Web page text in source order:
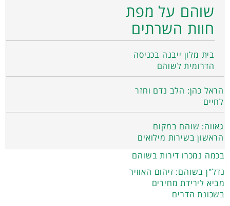
שוהם על מפת
חוות השרתים
בית מלון ייבנה בכניסה
הדרומית לשוהם
הראל כהן: הלב נדם וחזר
לחיים
גאווה: שוהם במקום
הראשון בשירות מילואים
בכמה נמכרו דירות בשוהם
נדל"ן בשוהם: זיהום האוויר
מביא לירידת מחירים
בשכונת הדרים